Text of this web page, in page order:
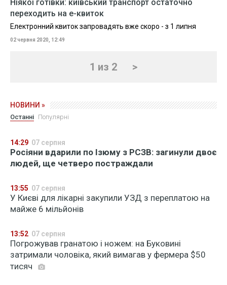
Ніякої готівки: київський транспорт остаточно
переходить на е-квиток
Електронний квиток запровадять вже скоро - з 1 липня
02 червня 2020, 12:49
1 из 2 >
НОВИНИ »
Останні Популярні
14:29 07 серпня
Росіяни вдарили по Ізюму з РСЗВ: загинули двоє
людей, ще четверо постраждали
13:55 07 серпня
У Києві для лікарні закупили УЗД з переплатою на
майже 6 мільйонів
13:52 07 серпня
Погрожував гранатою і ножем: на Буковині
затримали чоловіка, який вимагав у фермера $50
тисяч